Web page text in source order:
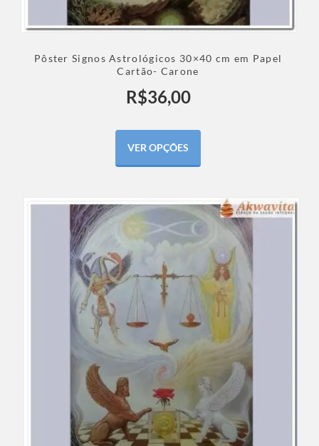
Pôster Signos Astrológicos 30×40 cm em Papel
Cartão- Carone
R$36,00
VER OPÇÕES